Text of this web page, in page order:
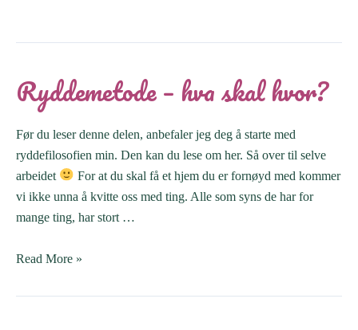
Ryddemetode – hva skal hvor?
Før du leser denne delen, anbefaler jeg deg å starte med
ryddefilosofien min. Den kan du lese om her. Så over til selve
arbeidet
For at du skal få et hjem du er fornøyd med kommer
vi ikke unna å kvitte oss med ting. Alle som syns de har for
mange ting, har stort …
Ryddemetode
hva
Read More »